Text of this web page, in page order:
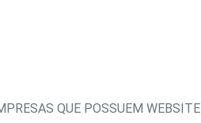
QUE POSSUEM WEBSITE